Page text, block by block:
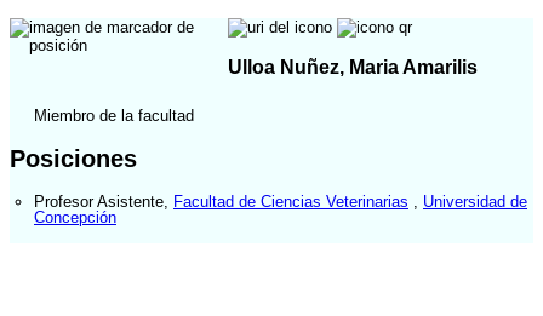
Ulloa Nuñez, Maria Amarilis
Miembro de la facultad
Posiciones
Profesor Asistente Facultad de Ciencias Veterinarias
Universidad de
Concepción